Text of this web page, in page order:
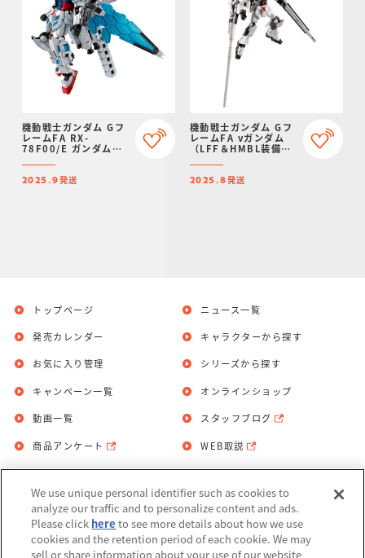
機動戦士ガンダム Gフ
レームFA RX-
78F00/E ガンダム
限定】
2025.9発送
機動戦士ガンダム Gフ
レームFA νガンダム
（LFF＆HMBL装備）
限定】
2025.8発送
トップページ
発売カレンダー
お気に入り管理
ニュース一覧
キャラクターから探す
シリーズから探す
キャンペーン一覧
動画一覧
商品アンケート
オンラインショップ
スタッフブログ
WEB取説
お問い合わせ 個人情報保護方針
利用規約
We use unique personal identifier such as cookies to
analyze our traffic and to personalize content and ads.
Please click here to see more details about how we use
cookies and the retention period of each cookie. We may
sell or share information about your use of our website